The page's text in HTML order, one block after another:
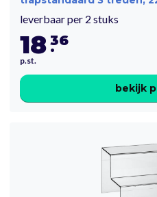
leverbaar per 2 stuks
18 .
36
p.st.
bekijk